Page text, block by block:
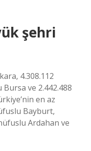
şehri
4.308.112
ve 2.442.488
en az
Bayburt,
Ardahan ve